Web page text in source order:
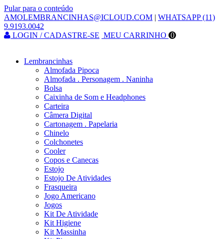
Pular para o conteúdo
AMOLEMBRANCINHAS@ICLOUD.COM | WHATSAPP (11)
9.9193.0042
LOGIN / CADASTRE-SE MEU CARRINHO 0
Lembrancinhas
Almofada Pipoca
Almofada . Personagem . Naninha
Bolsa
Caixinha de Som e Headphones
Carteira
Câmera Digital
Cartonagem . Papelaria
Chinelo
Colchonetes
Cooler
Copos e Canecas
Estojo
Estojo De Atividades
Frasqueira
Jogo Americano
Jogos
Kit De Atividade
Kit Higiene
Kit Massinha